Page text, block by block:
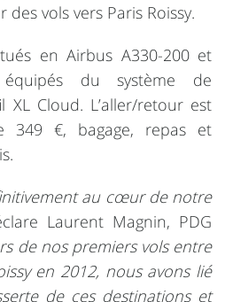
vols vers Paris Roissy.
en Airbus A330-200 et
équipés du système de
XL Cloud. L’aller/retour est
349 €, bagage, repas et
au cœur de notre
Laurent Magnin, PDG
de nos premiers vols entre
en 2012, nous avons lié
de ces destinations et